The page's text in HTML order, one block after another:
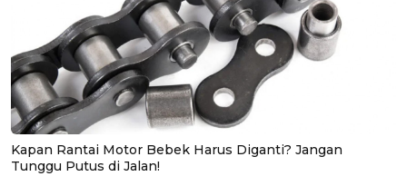
Kapan Rantai Motor Bebek Harus Diganti? Jangan
Tunggu Putus di Jalan!